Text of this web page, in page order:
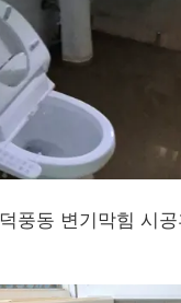
덕풍동 변기막힘 시